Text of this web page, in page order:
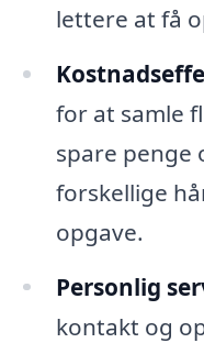
lettere at få
for at samle
spare penge
forskellige
opgave.
Personlig
kontakt og